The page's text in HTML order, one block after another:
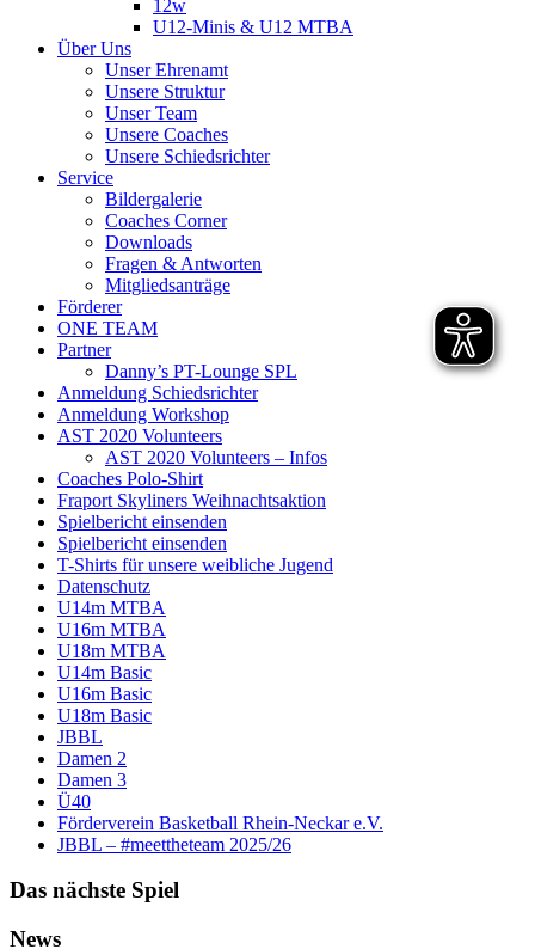
12w
U12-Minis & U12 MTBA
Über Uns
Unser Ehrenamt
Unsere Struktur
Unser Team
Unsere Coaches
Unsere Schiedsrichter
Service
Bildergalerie
Coaches Corner
Downloads
Fragen & Antworten
Mitgliedsanträge
Förderer
ONE TEAM
Partner
Danny’s PT-Lounge SPL
Anmeldung Schiedsrichter
Anmeldung Workshop
AST 2020 Volunteers
AST 2020 Volunteers – Infos
Coaches Polo-Shirt
Fraport Skyliners Weihnachtsaktion
Spielbericht einsenden
Spielbericht einsenden
T-Shirts für unsere weibliche Jugend
Datenschutz
U14m MTBA
U16m MTBA
U18m MTBA
U14m Basic
U16m Basic
U18m Basic
JBBL
Damen 2
Damen 3
Ü40
Förderverein Basketball Rhein-Neckar e.V.
JBBL – #meettheteam 2025/26
Das nächste Spiel
News